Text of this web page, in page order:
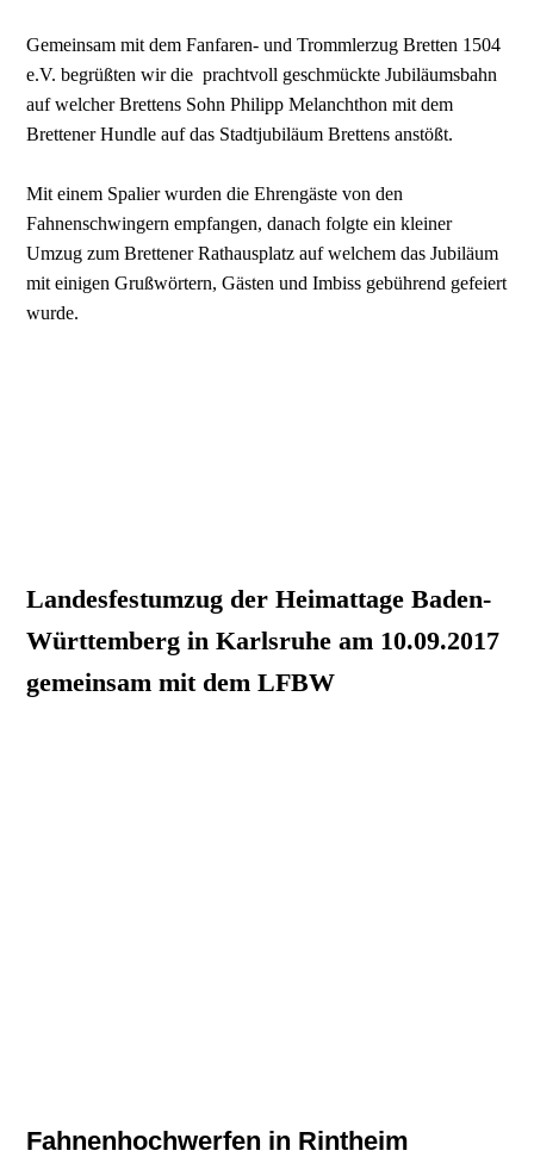
Gemeinsam mit dem Fanfaren- und Trommlerzug Bretten 1504
e.V. begrüßten wir die prachtvoll geschmückte Jubiläumsbahn
auf welcher Brettens Sohn Philipp Melanchthon mit dem
Brettener Hundle auf das Stadtjubiläum Brettens anstößt.
Mit einem Spalier wurden die Ehrengäste von den
Fahnenschwingern empfangen, danach folgte ein kleiner
Umzug zum Brettener Rathausplatz auf welchem das Jubiläum
mit einigen Grußwörtern, Gästen und Imbiss gebührend gefeiert
wurde.
Landesfestumzug der Heimattage Baden-
Württemberg in Karlsruhe am 10.09.2017
gemeinsam mit dem LFBW
Fahnenhochwerfen in Rintheim